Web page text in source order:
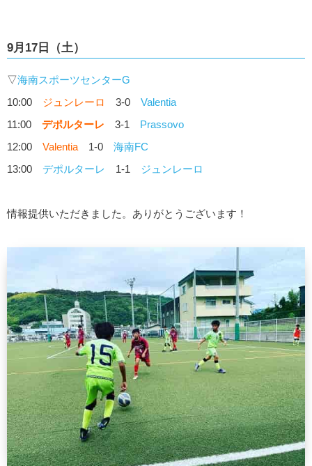
9月17日（土）
▽海南スポーツセンターG
10:00 ジュンレーロ 3-0 Valentia
11:00 デポルターレ 3-1 Prassovo
12:00 Valentia 1-0 海南FC
13:00 デポルターレ 1-1 ジュンレーロ
情報提供いただきました。ありがとうございます！